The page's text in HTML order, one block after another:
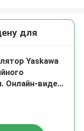
для
Yaskawa
Онлайн-видео